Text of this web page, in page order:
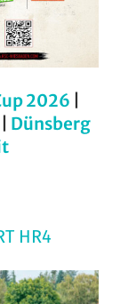
2026
Dünsberg
HR4